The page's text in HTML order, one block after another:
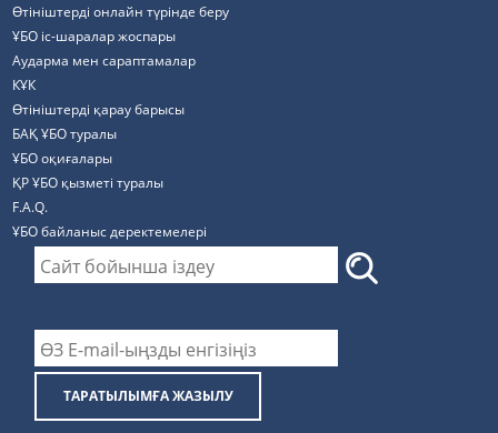
Өтініштерді онлайн түрінде беру
ҰБО іс-шаралар жоспары
Аударма мен сараптамалар
КҰК
Өтініштерді қарау барысы
БАҚ ҰБО туралы
ҰБО оқиғалары
ҚР ҰБО қызметі туралы
F.A.Q.
ҰБО байланыс деректемелерi
ТАРАТЫЛЫМҒА ЖАЗЫЛУ